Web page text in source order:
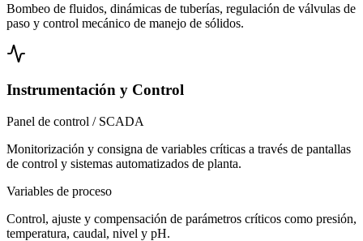
Bombeo de fluidos, dinámicas de tuberías, regulación de válvulas de
paso y control mecánico de manejo de sólidos.
Instrumentación y Control
Panel de control / SCADA
Monitorización y consigna de variables críticas a través de pantallas
de control y sistemas automatizados de planta.
Variables de proceso
Control, ajuste y compensación de parámetros críticos como presión,
temperatura, caudal, nivel y pH.